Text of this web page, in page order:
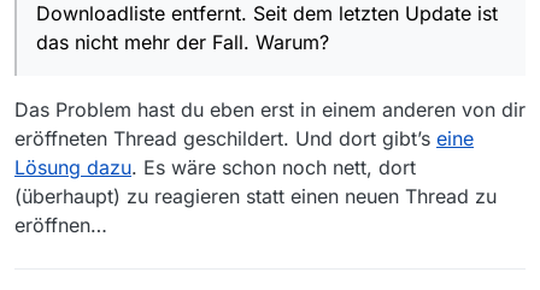
weil auch heruntergeladene Sendungen weiterhin
aufgeführt werden.
müssen welche Dateien gespeichert sein, damit das
passiert? Neue Abo-Downloads werden in die
Downloadliste eingetragen, also scheint er die
Datei auch, aber es gibt keinen Abgleich…
MV 13.9.1 Win 10
Downloadliste entfernt. Seit dem letzten Update ist
das nicht mehr der Fall. Warum?
Das Problem hast du eben erst in einem anderen von dir
eröffneten Thread geschildert. Und dort gibt’s eine
Lösung dazu. Es wäre schon noch nett, dort
(überhaupt) zu reagieren statt einen neuen Thread zu
eröffnen…